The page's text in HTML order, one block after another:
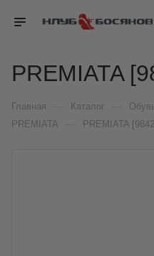
PREMIATA
Главная Каталог
PREMIATA PREMIATA